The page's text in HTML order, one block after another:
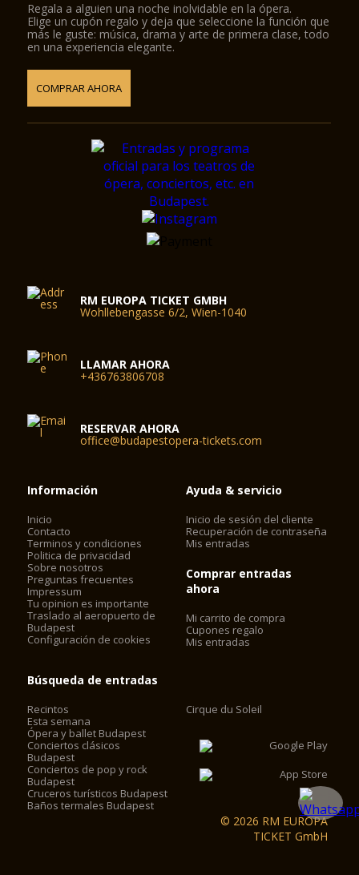
Regala a alguien una noche inolvidable en la ópera.
Elige un cupón regalo y deja que seleccione la función que
más le guste: música, drama y arte de primera clase, todo
en una experiencia elegante.
COMPRAR AHORA
RM EUROPA TICKET GMBH
Wohllebengasse 6/2, Wien-1040
LLAMAR AHORA
+436763806708
RESERVAR AHORA
office@budapestopera-tickets.com
Información
Inicio
Contacto
Terminos y condiciones
Politica de privacidad
Sobre nosotros
Preguntas frecuentes
Impressum
Tu opinion es importante
Traslado al aeropuerto de
Budapest
Configuración de cookies
Ayuda & servicio
Inicio de sesión del cliente
Recuperación de contraseña
Mis entradas
Comprar entradas
ahora
Mi carrito de compra
Cupones regalo
Mis entradas
Búsqueda de entradas
Recintos
Esta semana
Ópera y ballet Budapest
Conciertos clásicos
Budapest
Conciertos de pop y rock
Budapest
Cruceros turísticos Budapest
Baños termales Budapest
Cirque du Soleil
© 2026 RM EUROPA
TICKET GmbH